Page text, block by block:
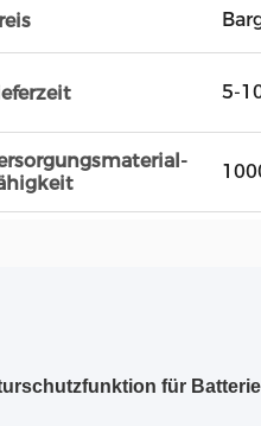
5-
für